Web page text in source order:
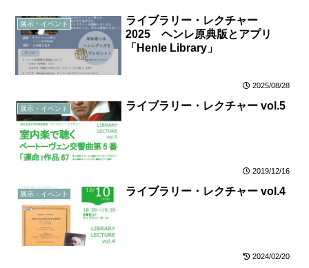
展示・イベント
ライブラリー・レクチャー
2025 ヘンレ原典版とアプリ
「Henle Library」
2025/08/28
展示・イベント ライブラリー・レクチャー vol.5
2019/12/16
展示・イベント ライブラリー・レクチャー vol.4
2024/02/20